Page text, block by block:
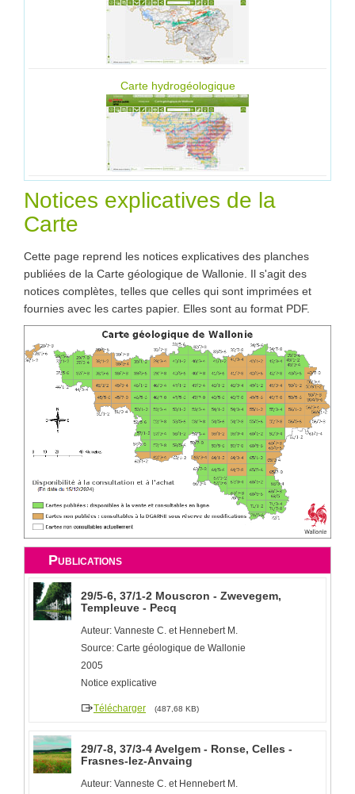
Carte hydrogéologique
Notices explicatives de la
Carte
Cette page reprend les notices explicatives des planches
publiées de la Carte géologique de Wallonie. Il s'agit des
notices complètes, telles que celles qui sont imprimées et
fournies avec les cartes papier. Elles sont au format PDF.
Publications
29/5-6, 37/1-2 Mouscron - Zwevegem,
Templeuve - Pecq
Auteur: Vanneste C. et Hennebert M.
Source: Carte géologique de Wallonie
2005
Notice explicative
Télécharger (487,68 KB)
29/7-8, 37/3-4 Avelgem - Ronse, Celles -
Frasnes-lez-Anvaing
Auteur: Vanneste C. et Hennebert M.